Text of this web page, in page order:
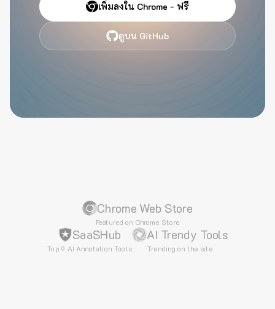
เพิ่มลงใน Chrome - ฟรี
ดูบน GitHub
Chrome Web Store
Featured on Chrome Store
SaaSHub
Top 9 AI Annotation Tools
AI Trendy Tools
Trending on the site